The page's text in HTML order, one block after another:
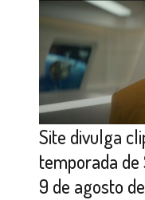
Site divulga
temporada
9 de agosto